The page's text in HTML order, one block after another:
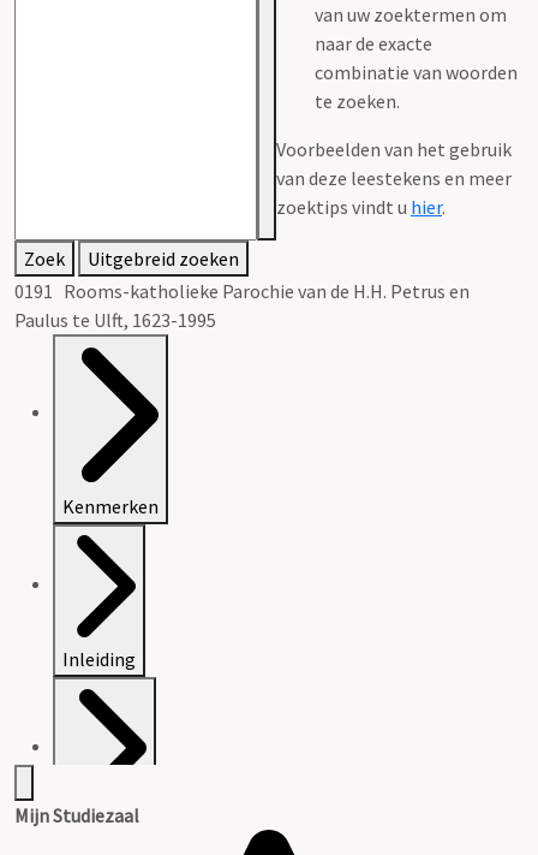
van uw zoektermen om
naar de exacte
combinatie van woorden
te zoeken.
Voorbeelden van het gebruik
van deze leestekens en meer
zoektips vindt u hier.
Zoek
Uitgebreid zoeken
0191 Rooms-katholieke Parochie van de H.H. Petrus en
Paulus te Ulft, 1623-1995
Kenmerken
Inleiding
Inventaris
Mijn Studiezaal